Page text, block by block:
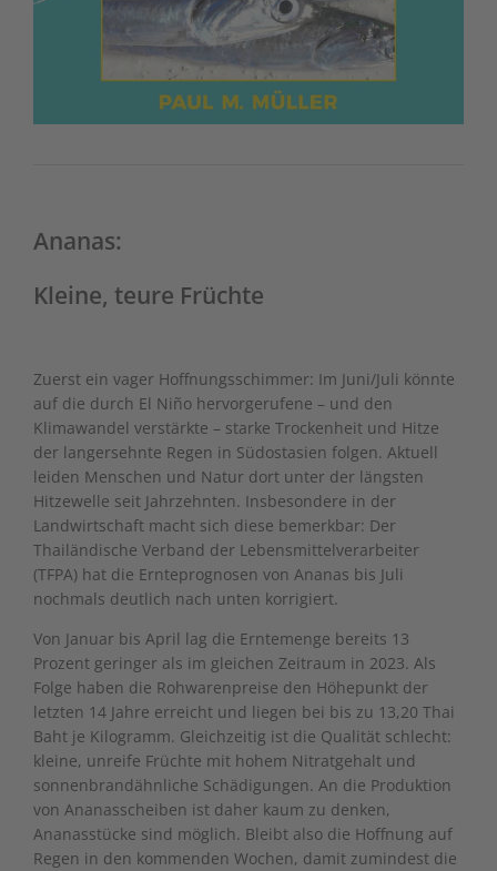
Ananas:
Kleine, teure Früchte
Zuerst ein vager Hoffnungsschimmer: Im Juni/Juli könnte
auf die durch El Niño hervorgerufene – und den
Klimawandel verstärkte – starke Trockenheit und Hitze
der langersehnte Regen in Südostasien folgen. Aktuell
leiden Menschen und Natur dort unter der längsten
Hitzewelle seit Jahrzehnten. Insbesondere in der
Landwirtschaft macht sich diese bemerkbar: Der
Thailändische Verband der Lebensmittelverarbeiter
(TFPA) hat die Ernteprognosen von Ananas bis Juli
nochmals deutlich nach unten korrigiert.
Von Januar bis April lag die Erntemenge bereits 13
Prozent geringer als im gleichen Zeitraum in 2023. Als
Folge haben die Rohwarenpreise den Höhepunkt der
letzten 14 Jahre erreicht und liegen bei bis zu 13,20 Thai
Baht je Kilogramm. Gleichzeitig ist die Qualität schlecht:
kleine, unreife Früchte mit hohem Nitratgehalt und
sonnenbrandähnliche Schädigungen. An die Produktion
von Ananasscheiben ist daher kaum zu denken,
Ananasstücke sind möglich. Bleibt also die Hoffnung auf
Regen in den kommenden Wochen, damit zumindest die